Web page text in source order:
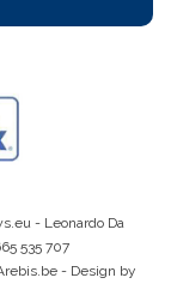
- Leonardo Da
535 707
- Design by